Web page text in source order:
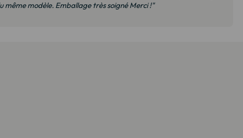
même modèle. Emballage très soigné Merci !"